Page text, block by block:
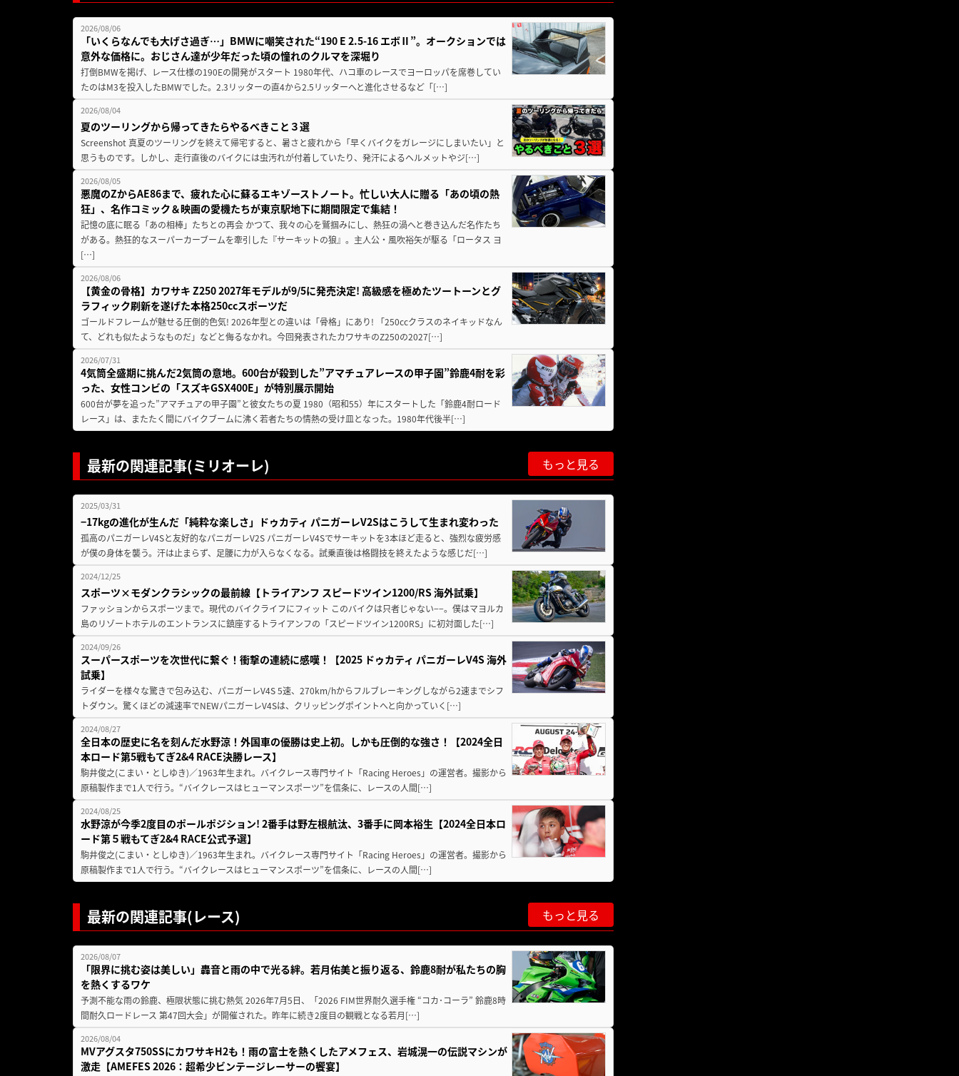
2026/08/06
「いくらなんでも大げさ過ぎ…」BMWに嘲笑された“190 E 2.5-16 エボⅡ”。オークションでは
意外な価格に。おじさん達が少年だった頃の憧れのクルマを深堀り
打倒BMWを掲げ、レース仕様の190Eの開発がスタート 1980年代、ハコ車のレースでヨーロッパを席巻してい
たのはM3を投入したBMWでした。2.3リッターの直4から2.5リッターへと進化させるなど「[…]
2026/08/04
夏のツーリングから帰ってきたらやるべきこと３選
Screenshot 真夏のツーリングを終えて帰宅すると、暑さと疲れから「早くバイクをガレージにしまいたい」と
思うものです。しかし、走行直後のバイクには虫汚れが付着していたり、発汗によるヘルメットやジ[…]
2026/08/05
悪魔のZからAE86まで、疲れた心に蘇るエキゾーストノート。忙しい大人に贈る「あの頃の熱
狂」、名作コミック＆映画の愛機たちが東京駅地下に期間限定で集結！
記憶の底に眠る「あの相棒」たちとの再会 かつて、我々の心を鷲掴みにし、熱狂の渦へと巻き込んだ名作たち
がある。熱狂的なスーパーカーブームを牽引した『サーキットの狼』。主人公・風吹裕矢が駆る「ロータス ヨ
[…]
2026/08/06
【黄金の骨格】カワサキ Z250 2027年モデルが9/5に発売決定! 高級感を極めたツートーンとグ
ラフィック刷新を遂げた本格250ccスポーツだ
ゴールドフレームが魅せる圧倒的色気! 2026年型との違いは「骨格」にあり! 「250ccクラスのネイキッドなん
て、どれも似たようなものだ」などと侮るなかれ。今回発表されたカワサキのZ250の2027[…]
2026/07/31
4気筒全盛期に挑んだ2気筒の意地。600台が殺到した”アマチュアレースの甲子園”鈴鹿4耐を彩
った、女性コンビの「スズキGSX400E」が特別展示開始
600台が夢を追った”アマチュアの甲子園”と彼女たちの夏 1980（昭和55）年にスタートした「鈴鹿4耐ロード
レース」は、またたく間にバイクブームに沸く若者たちの情熱の受け皿となった。1980年代後半[…]
最新の関連記事(ミリオーレ) もっと見る
2025/03/31
−17kgの進化が生んだ「純粋な楽しさ」ドゥカティ パニガーレV2Sはこうして生まれ変わった
孤高のパニガーレV4Sと友好的なパニガーレV2S パニガーレV4Sでサーキットを3本ほど走ると、強烈な疲労感
が僕の身体を襲う。汗は止まらず、足腰に力が入らなくなる。試乗直後は格闘技を終えたような感じだ[…]
2024/12/25
スポーツ×モダンクラシックの最前線【トライアンフ スピードツイン1200/RS 海外試乗】
ファッションからスポーツまで。現代のバイクライフにフィット このバイクは只者じゃない−−。僕はマヨルカ
島のリゾートホテルのエントランスに鎮座するトライアンフの「スピードツイン1200RS」に初対面した[…]
2024/09/26
スーパースポーツを次世代に繋ぐ！衝撃の連続に感嘆！【2025 ドゥカティ パニガーレV4S 海外
試乗】
ライダーを様々な驚きで包み込む、パニガーレV4S 5速、270km/hからフルブレーキングしながら2速までシフ
トダウン。驚くほどの減速率でNEWパニガーレV4Sは、クリッピングポイントへと向かっていく[…]
2024/08/27
全日本の歴史に名を刻んだ水野涼！外国車の優勝は史上初。しかも圧倒的な強さ！【2024全日
本ロード第5戦もてぎ2&4 RACE決勝レース】
駒井俊之(こまい・としゆき)／1963年生まれ。バイクレース専門サイト「Racing Heroes」の運営者。撮影から
原稿製作まで1人で行う。“バイクレースはヒューマンスポーツ”を信条に、レースの人間[…]
2024/08/25
水野涼が今季2度目のポールポジション! 2番手は野左根航汰、3番手に岡本裕生【2024全日本ロ
ード第５戦もてぎ2&4 RACE公式予選】
駒井俊之(こまい・としゆき)／1963年生まれ。バイクレース専門サイト「Racing Heroes」の運営者。撮影から
原稿製作まで1人で行う。“バイクレースはヒューマンスポーツ”を信条に、レースの人間[…]
最新の関連記事(レース) もっと見る
2026/08/07
「限界に挑む姿は美しい」轟音と雨の中で光る絆。若月佑美と振り返る、鈴鹿8耐が私たちの胸
を熱くするワケ
予測不能な雨の鈴鹿、極限状態に挑む熱気 2026年7月5日、「2026 FIM世界耐久選手権 “コカ･コーラ” 鈴鹿8時
間耐久ロードレース 第47回大会」が開催された。昨年に続き2度目の観戦となる若月[…]
2026/08/04
MVアグスタ750SSにカワサキH2も！雨の富士を熱くしたアメフェス、岩城滉一の伝説マシンが
激走【AMEFES 2026：超希少ビンテージレーサーの饗宴】